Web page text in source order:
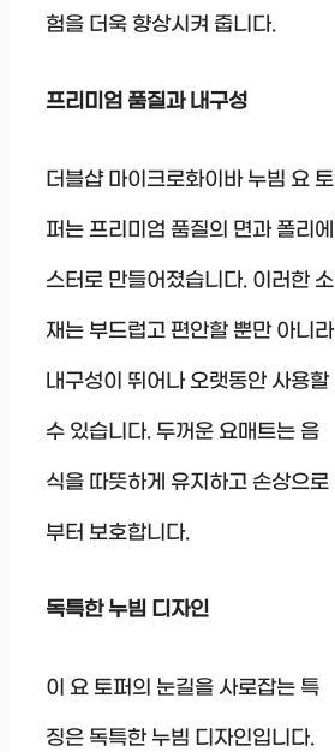
험을 더욱 향상시켜 줍니다.
프리미엄 품질과 내구성
더블샵 마이크로화이바 누빔 요 토
퍼는 프리미엄 품질의 면과 폴리에
스터로 만들어졌습니다. 이러한 소
재는 부드럽고 편안할 뿐만 아니라
내구성이 뛰어나 오랫동안 사용할
수 있습니다. 두꺼운 요매트는 음
식을 따뜻하게 유지하고 손상으로
부터 보호합니다.
독특한 누빔 디자인
이 요 토퍼의 눈길을 사로잡는 특
징은 독특한 누빔 디자인입니다.